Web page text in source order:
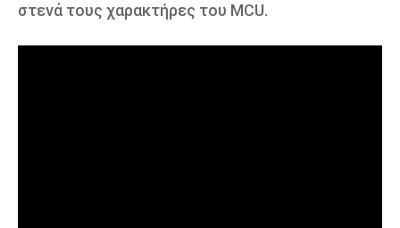
στενά τους χαρακτήρες του MCU.